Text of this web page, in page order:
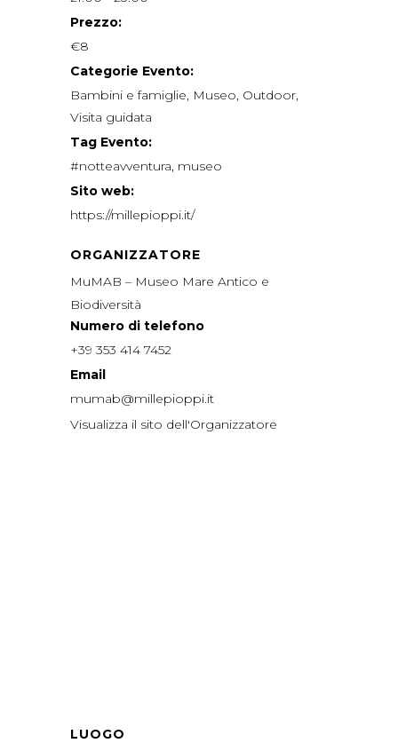
Prezzo:
€8
Categorie Evento:
Bambini e famiglie, Museo, Outdoor,
Visita guidata
Tag Evento:
#notteavventura, museo
Sito web:
https://millepioppi.it/
ORGANIZZATORE
MuMAB – Museo Mare Antico e
Biodiversità
Numero di telefono
+39 353 414 7452
Email
mumab@millepioppi.it
Visualizza il sito dell'Organizzatore
LUOGO